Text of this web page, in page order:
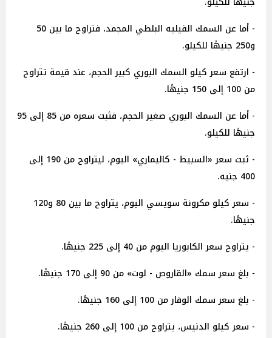
- أما عن السمك الفيليه البلطي المجمد، فتراوح ما بين 50
و250 جنيهًا للكيلو.
- ارتفع سعر كيلو السمك البوري كبير الحجم، عند قيمة تتراوح
من 100 إلى 150 جنيهًا.
- أما عن السمك البوري صغير الحجم، فثبت سعره من 85 إلى 95
جنيهًا للكيلو.
- ثبت سعر «السبيط - كاليماري» اليوم، ليتراوح من 190 إلى
400 جنيه.
- سعر كيلو مكرونة سويسي اليوم، يتراوح ما بين 80 و120
جنيهًا.
- يتراوح سعر الكابوريا اليوم من 40 إلى 225 جنيهًا.
- بلغ سعر سمك «القاروص - لوت» من 90 إلى 170 جنيهًا.
- بلغ سعر سمك الوقار من 100 إلى 160 جنيهًا.
- سعر كيلو الدنيس، يتراوح من 100 إلى 260 جنيهًا.